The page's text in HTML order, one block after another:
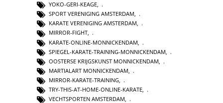
YOKO-GERI-KEAGE,
SPORT VERENIGING AMSTERDAM,
KARATE VERENIGING AMSTERDAM,
MIRROR-FIGHT,
KARATE-ONLINE-MONNICKENDAM
SPIEGEL-KARATE-TRAINING-MONNICKENDAM
OOSTERSE KRIJGSKUNST MONNICKENDAM
MARTIALART MONNICKENDAM
MIRROR-KARATE-TRAINING
TRY-THIS-AT-HOME-ONLINE-KARATE
VECHTSPORTEN AMSTERDAM